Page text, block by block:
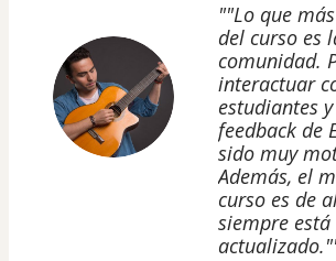
""Lo que
del curso es
comunidad.
interactuar
estudiantes
feedback de
sido muy
Además, el
curso es de
siempre está